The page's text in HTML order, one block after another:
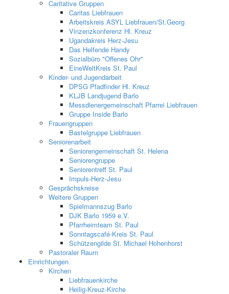
Caritative Gruppen
Caritas Liebfrauen
Arbeitskreis ASYL Liebfrauen/St.Georg
Vinzenzkonferenz Hl. Kreuz
Ugandakreis Herz-Jesu
Das Helfende Handy
Sozialbüro "Offenes Ohr"
EineWeltKreis St. Paul
Kinder- und Jugendarbeit
DPSG Pfadfinder Hl. Kreuz
KLJB Landjugend Barlo
Messdienergemeinschaft Pfarrei Liebfrauen
Gruppe Inside Barlo
Frauengruppen
Bastelgruppe Liebfrauen
Seniorenarbeit
Seniorengemeinschaft St. Helena
Seniorengruppe
Seniorentreff St. Paul
Impuls-Herz-Jesu
Gesprächskreise
Weitere Gruppen
Spielmannszug Barlo
DJK Barlo 1959 e.V.
Pfarrheimteam St. Paul
Sonntagscafé-Kreis St. Paul
Schützengilde St. Michael Hohenhorst
Pastoraler Raum
Einrichtungen
Kirchen
Liebfrauenkirche
Heilig-Kreuz-Kirche